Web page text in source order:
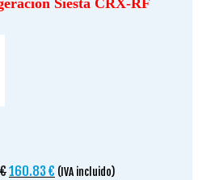
Siesta CRX-RF
€El
160.83 € El
(IVA incluido)